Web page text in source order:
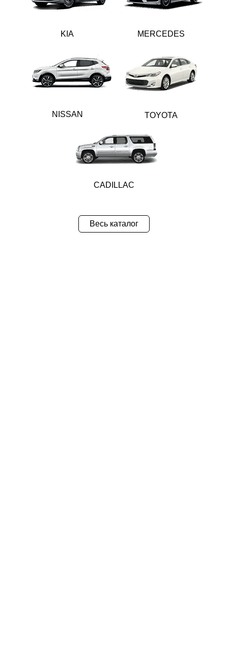
KIA MERCEDES
NISSAN TOYOTA
CADILLAC
Весь каталог